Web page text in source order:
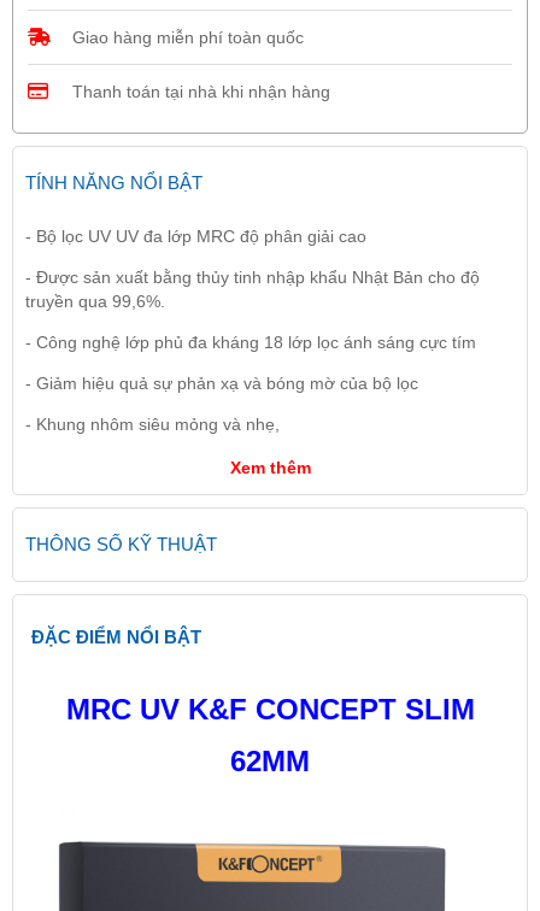
Giao hàng miễn phí toàn quốc
Thanh toán tại nhà khi nhận hàng
TÍNH NĂNG NỔI BẬT
- Bộ lọc UV UV đa lớp MRC độ phân giải cao
- Được sản xuất bằng thủy tinh nhập khẩu Nhật Bản cho độ
truyền qua 99,6%.
- Công nghệ lớp phủ đa kháng 18 lớp lọc ánh sáng cực tím
- Giảm hiệu quả sự phản xạ và bóng mờ của bộ lọc
- Khung nhôm siêu mỏng và nhẹ,
Xem thêm
THÔNG SỐ KỸ THUẬT
ĐẶC ĐIỂM NỔI BẬT
MRC UV K&F CONCEPT SLIM
62MM